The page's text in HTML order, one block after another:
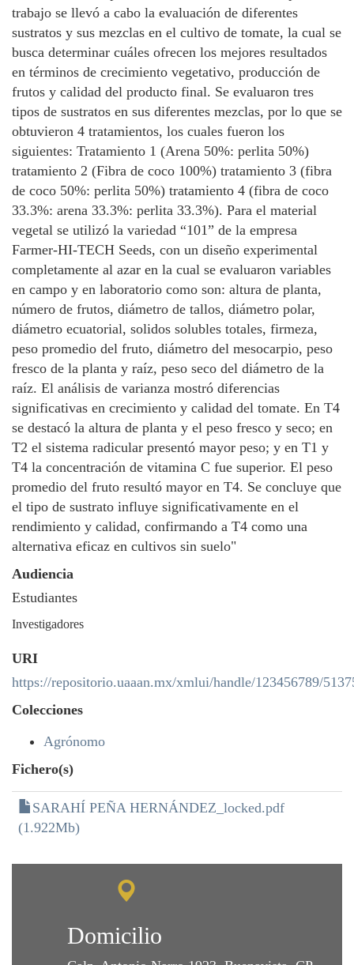
trabajo se llevó a cabo la evaluación de diferentes
sustratos y sus mezclas en el cultivo de tomate, la cual se
busca determinar cuáles ofrecen los mejores resultados
en términos de crecimiento vegetativo, producción de
frutos y calidad del producto final. Se evaluaron tres
tipos de sustratos en sus diferentes mezclas, por lo que se
obtuvieron 4 tratamientos, los cuales fueron los
siguientes: Tratamiento 1 (Arena 50%: perlita 50%)
tratamiento 2 (Fibra de coco 100%) tratamiento 3 (fibra
de coco 50%: perlita 50%) tratamiento 4 (fibra de coco
33.3%: arena 33.3%: perlita 33.3%). Para el material
vegetal se utilizó la variedad “101” de la empresa
Farmer-HI-TECH Seeds, con un diseño experimental
completamente al azar en la cual se evaluaron variables
en campo y en laboratorio como son: altura de planta,
número de frutos, diámetro de tallos, diámetro polar,
diámetro ecuatorial, solidos solubles totales, firmeza,
peso promedio del fruto, diámetro del mesocarpio, peso
fresco de la planta y raíz, peso seco del diámetro de la
raíz. El análisis de varianza mostró diferencias
significativas en crecimiento y calidad del tomate. En T4
se destacó la altura de planta y el peso fresco y seco; en
T2 el sistema radicular presentó mayor peso; y en T1 y
T4 la concentración de vitamina C fue superior. El peso
promedio del fruto resultó mayor en T4. Se concluye que
el tipo de sustrato influye significativamente en el
rendimiento y calidad, confirmando a T4 como una
alternativa eficaz en cultivos sin suelo"
Audiencia
Estudiantes
Investigadores
URI
https://repositorio.uaaan.mx/xmlui/handle/123456789/
Colecciones
Agrónomo
Fichero(s)
SARAHÍ PEÑA HERNÁNDEZ_locked.pdf
(1.922Mb)
Domicilio